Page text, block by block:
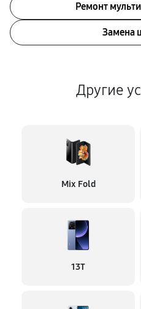
Ремонт
Замена
Другие
Mix Fold
13T